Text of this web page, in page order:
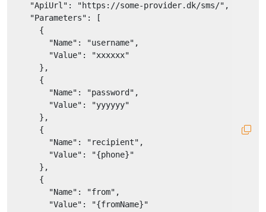
"ApiUrl" : "https://some-provider.dk/sms/" ,
"Parameters" : [
      {
"Name" : "username" ,
"Value" :
"xxxxxx"
      },
      {
"Name" : "password" ,
"Value" :
"yyyyyy"
      },
      {
"Name" : "recipient" ,
"Value" :
"{phone}"
      },
      {
"Name" : "from" ,
"Value" :
"{fromName}"